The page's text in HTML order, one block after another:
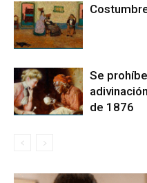
Se
de 1876